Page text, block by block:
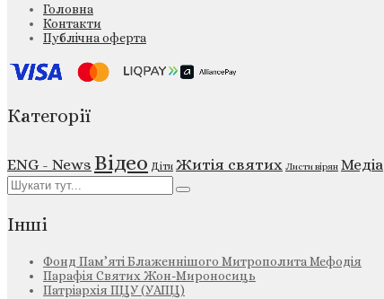
Головна
Контакти
Публічна оферта
Категорії
ENG - News Відео Діти Житія святих Листи вірян Медіа
Інші
Фонд Пам’яті Блаженнішого Митрополита Мефодія
Парафія Святих Жон-Мироносиць
Патріархія ПЦУ (УАПЦ)